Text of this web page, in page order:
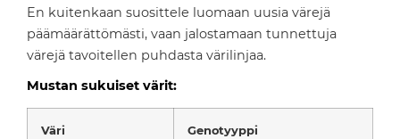
En kuitenkaan suosittele luomaan uusia värejä
päämäärättömästi, vaan jalostamaan tunnettuja
värejä tavoitellen puhdasta värilinjaa.
Mustan sukuiset värit:
Väri Genotyyppi